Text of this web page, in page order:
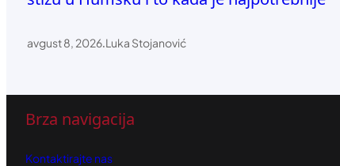
avgust 8, 2026.Luka Stojanović
Brza navigacija
Kontaktirajte nas